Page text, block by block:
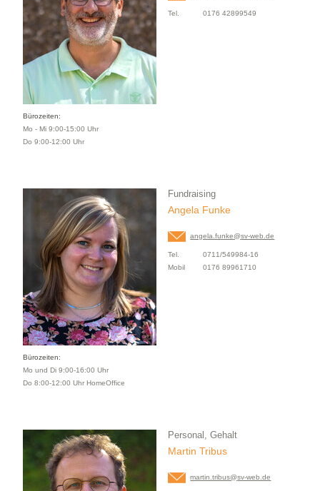
Tel. 0176 42899549
Bürozeiten:
Mo - Mi 9:00-15:00 Uhr
Do 9:00-12:00 Uhr
Fundraising
Angela Funke
angela.funke@sv-web.de
Tel.
0711/549984-16
Mobil
0176 89961710
Bürozeiten:
Mo und Di 9:00-16:00 Uhr
Do 8:00-12:00 Uhr HomeOffice
Personal, Gehalt
Martin Tribus
martin.tribus@sv-web.de